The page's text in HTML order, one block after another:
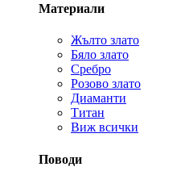
Материали
Жълто злато
Бяло злато
Сребро
Розово злато
Диаманти
Титан
Виж всички
Поводи